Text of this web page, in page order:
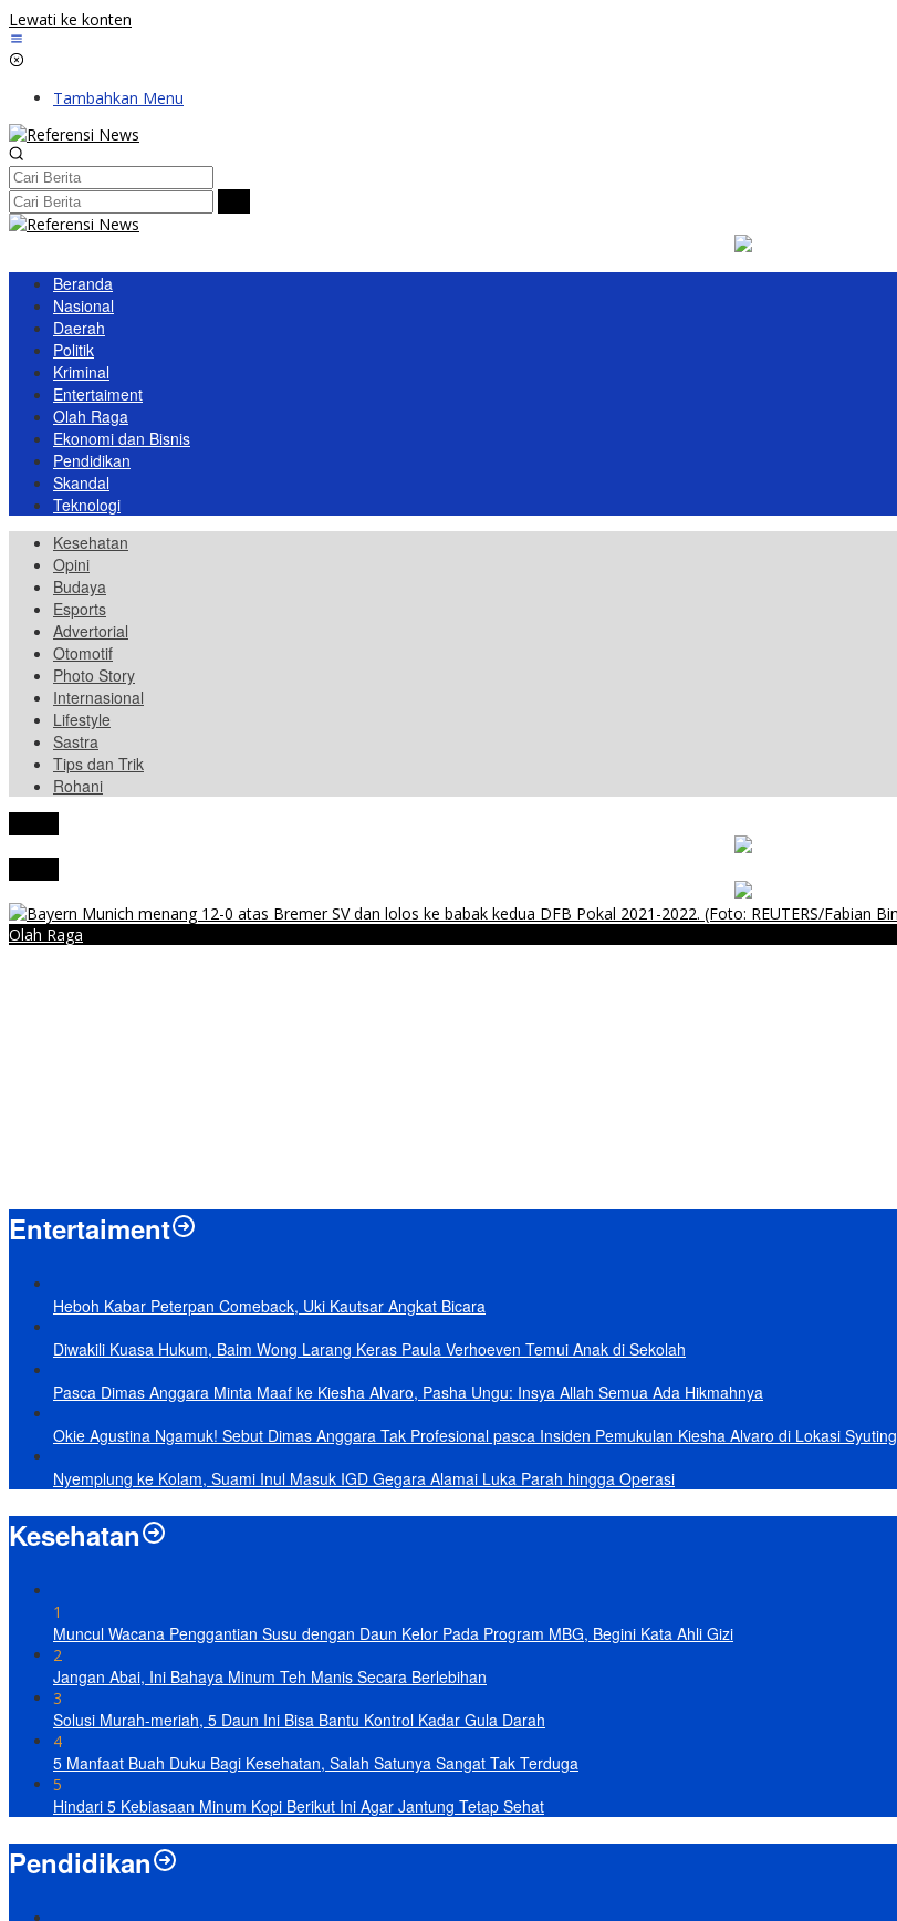
Lewati ke konten
Tambahkan Menu
Beranda
Nasional
Daerah
Politik
Kriminal
Entertaiment
Olah Raga
Ekonomi dan Bisnis
Pendidikan
Skandal
Teknologi
Kesehatan
Opini
Budaya
Esports
Advertorial
Otomotif
Photo Story
Internasional
Lifestyle
Sastra
Tips dan Trik
Rohani
Olah Raga
Entertaiment
Heboh Kabar Peterpan Comeback, Uki Kautsar Angkat Bicara
Diwakili Kuasa Hukum, Baim Wong Larang Keras Paula Verhoeven Temui Anak di Sekolah
Pasca Dimas Anggara Minta Maaf ke Kiesha Alvaro, Pasha Ungu: Insya Allah Semua Ada Hikmahnya
Okie Agustina Ngamuk! Sebut Dimas Anggara Tak Profesional pasca Insiden Pemukulan Kiesha Alvaro di Lokasi Syuting
Nyemplung ke Kolam, Suami Inul Masuk IGD Gegara Alamai Luka Parah hingga Operasi
Kesehatan
1
Muncul Wacana Penggantian Susu dengan Daun Kelor Pada Program MBG, Begini Kata Ahli Gizi
2
Jangan Abai, Ini Bahaya Minum Teh Manis Secara Berlebihan
3
Solusi Murah-meriah, 5 Daun Ini Bisa Bantu Kontrol Kadar Gula Darah
4
5 Manfaat Buah Duku Bagi Kesehatan, Salah Satunya Sangat Tak Terduga
5
Hindari 5 Kebiasaan Minum Kopi Berikut Ini Agar Jantung Tetap Sehat
Pendidikan